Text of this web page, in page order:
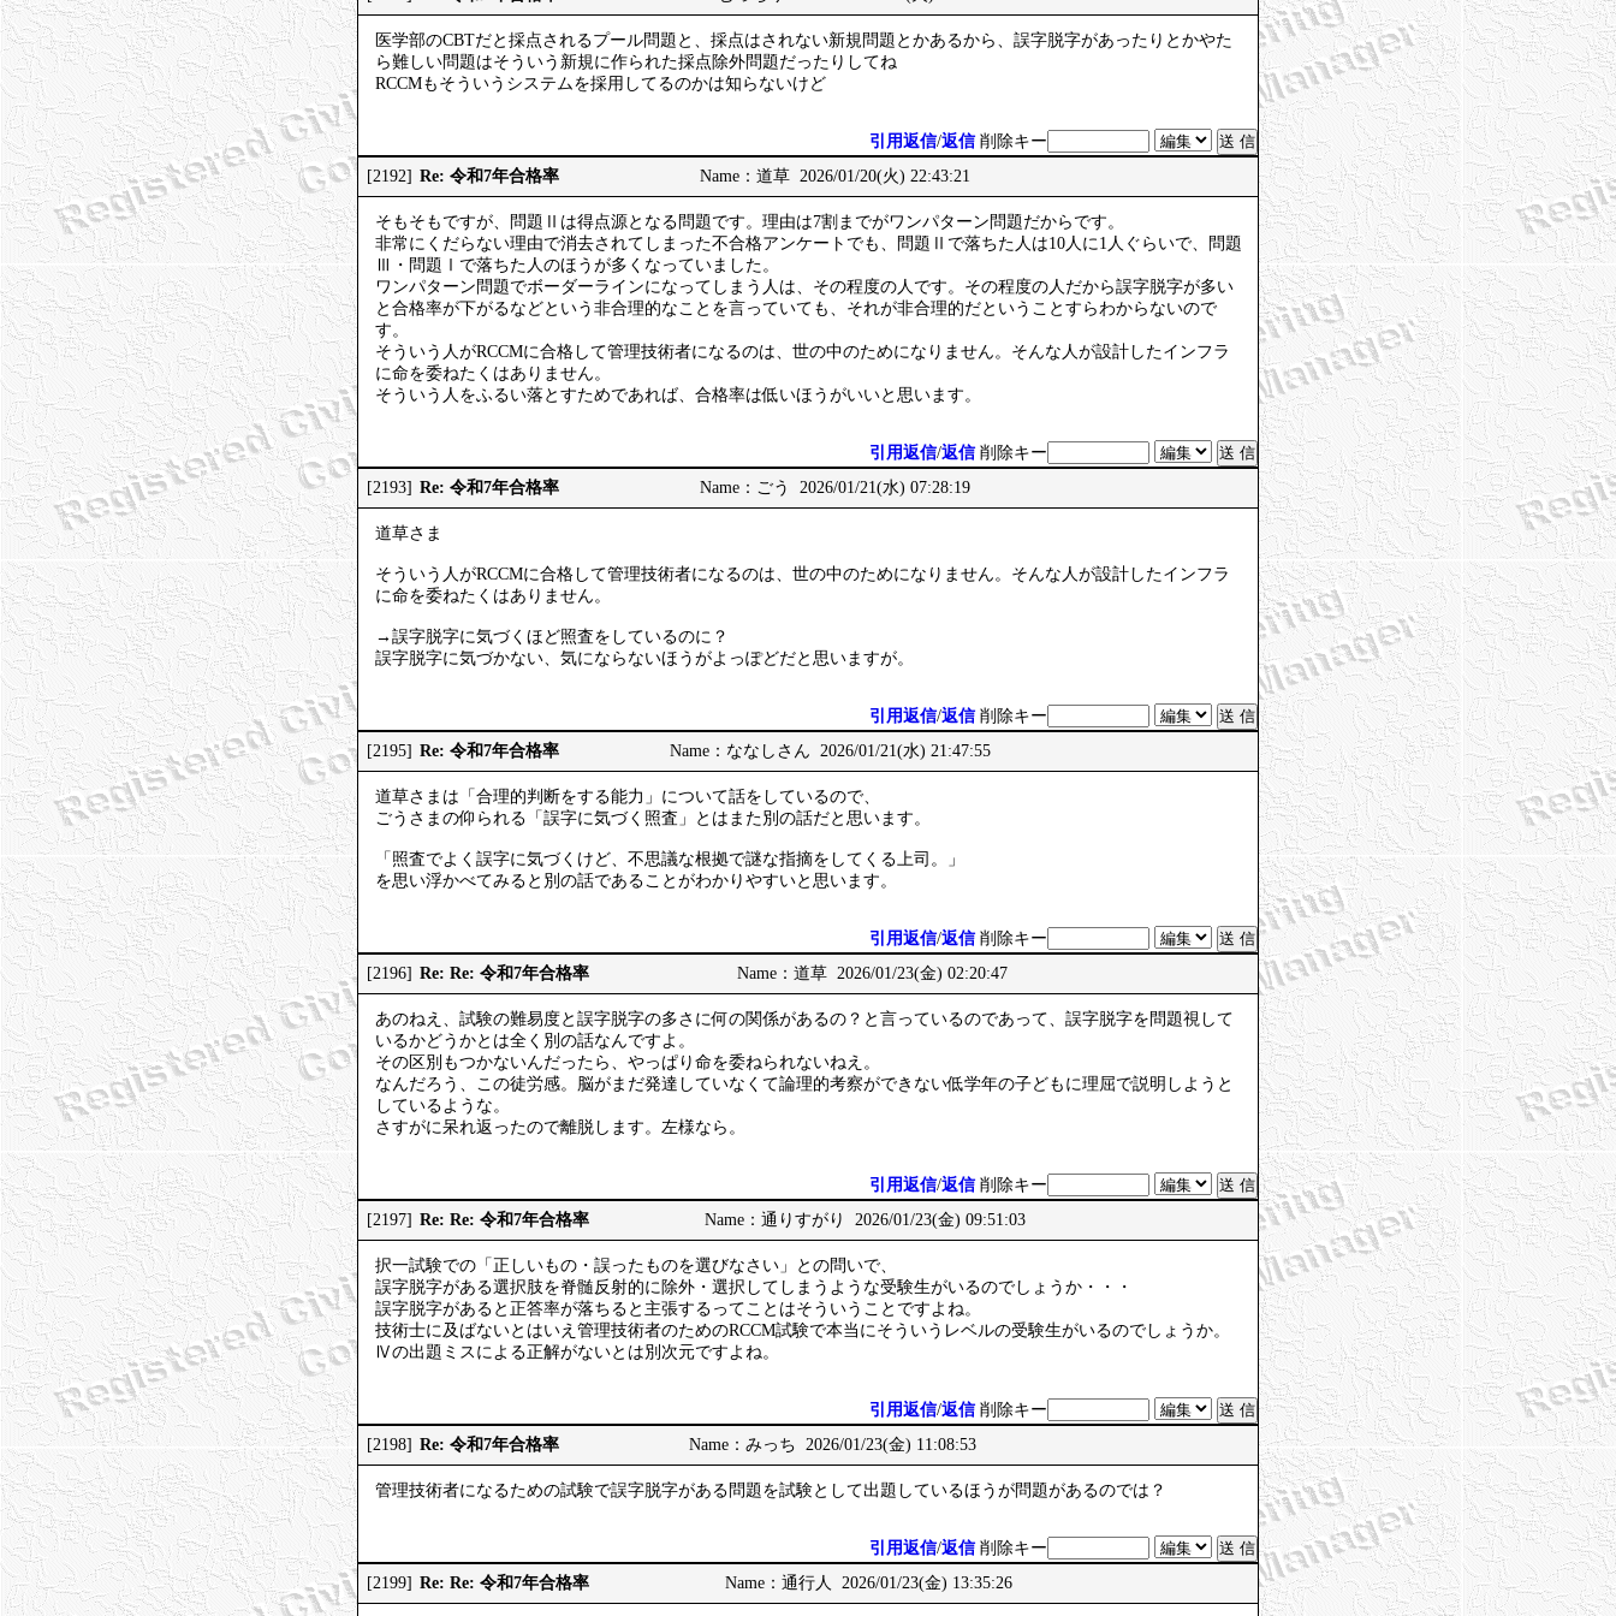
医学部のCBTだと採点されるプール問題と、採点はされない新規問題とかあるから、誤字脱字があったりとかやた
ら難しい問題はそういう新規に作られた採点除外問題だったりしてね
RCCMもそういうシステムを採用してるのかは知らないけど
引用返信/返信 削除キー
[2192] Re: 令和7年合格率 Name：道草 2026/01/20(火) 22:43:21
そもそもですが、問題Ⅱは得点源となる問題です。理由は7割までがワンパターン問題だからです。
非常にくだらない理由で消去されてしまった不合格アンケートでも、問題Ⅱで落ちた人は10人に1人ぐらいで、問題
Ⅲ・問題Ⅰで落ちた人のほうが多くなっていました。
ワンパターン問題でボーダーラインになってしまう人は、その程度の人です。その程度の人だから誤字脱字が多い
と合格率が下がるなどという非合理的なことを言っていても、それが非合理的だということすらわからないので
す。
そういう人がRCCMに合格して管理技術者になるのは、世の中のためになりません。そんな人が設計したインフラ
に命を委ねたくはありません。
そういう人をふるい落とすためであれば、合格率は低いほうがいいと思います。
引用返信/返信 削除キー
[2193] Re: 令和7年合格率 Name：ごう 2026/01/21(水) 07:28:19
道草さま
そういう人がRCCMに合格して管理技術者になるのは、世の中のためになりません。そんな人が設計したインフラ
に命を委ねたくはありません。
→誤字脱字に気づくほど照査をしているのに？
誤字脱字に気づかない、気にならないほうがよっぽどだと思いますが。
引用返信/返信 削除キー
[2195] Re: 令和7年合格率 Name：ななしさん 2026/01/21(水) 21:47:55
道草さまは「合理的判断をする能力」について話をしているので、
ごうさまの仰られる「誤字に気づく照査」とはまた別の話だと思います。
「照査でよく誤字に気づくけど、不思議な根拠で謎な指摘をしてくる上司。」
を思い浮かべてみると別の話であることがわかりやすいと思います。
引用返信/返信 削除キー
[2196] Re: Re: 令和7年合格率 Name：道草 2026/01/23(金) 02:20:47
あのねえ、試験の難易度と誤字脱字の多さに何の関係があるの？と言っているのであって、誤字脱字を問題視して
いるかどうかとは全く別の話なんですよ。
その区別もつかないんだったら、やっぱり命を委ねられないねえ。
なんだろう、この徒労感。脳がまだ発達していなくて論理的考察ができない低学年の子どもに理屈で説明しようと
しているような。
さすがに呆れ返ったので離脱します。左様なら。
引用返信/返信 削除キー
[2197] Re: Re: 令和7年合格率 Name：通りすがり 2026/01/23(金) 09:51:03
択一試験での「正しいもの・誤ったものを選びなさい」との問いで、
誤字脱字がある選択肢を脊髄反射的に除外・選択してしまうような受験生がいるのでしょうか・・・
誤字脱字があると正答率が落ちると主張するってことはそういうことですよね。
技術士に及ばないとはいえ管理技術者のためのRCCM試験で本当にそういうレベルの受験生がいるのでしょうか。
Ⅳの出題ミスによる正解がないとは別次元ですよね。
引用返信/返信 削除キー
[2198] Re: 令和7年合格率 Name：みっち 2026/01/23(金) 11:08:53
管理技術者になるための試験で誤字脱字がある問題を試験として出題しているほうが問題があるのでは？
引用返信/返信 削除キー
[2199] Re: Re: 令和7年合格率 Name：通行人 2026/01/23(金) 13:35:26